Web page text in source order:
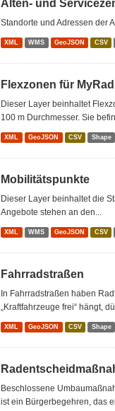
Alten- und
Standorte und Adressen der
XML WMS GeoJSON CSV
Flexzonen für MyRadl
Dieser Layer beinhaltet
100 m Durchmesser. Sie
XML GeoJSON CSV Shape
Mobilitätspunkte
Dieser Layer beinhaltet die
Angebote stehen an den...
XML WMS GeoJSON CSV
Fahrradstraßen
In Fahrradstraßen haben
„Kraftfahrzeuge frei“ hängt,
XML GeoJSON CSV Shape
Beschlossene
ist ein Bürgerbegehren, das